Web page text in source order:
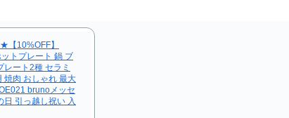
【10%OFF】
ットプレート 鍋 ブ
レート2種 セラミ
焼肉 おしゃれ 最大
brunoメッセ
日 引っ越し祝い 入